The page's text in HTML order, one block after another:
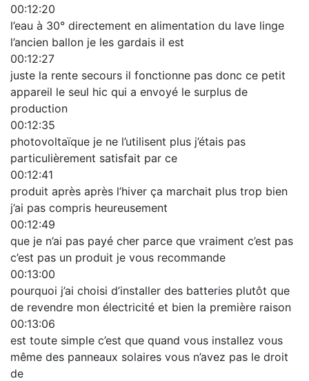
00:12:20
l’eau à 30° directement en alimentation du lave linge
l’ancien ballon je les gardais il est
00:12:27
juste la rente secours il fonctionne pas donc ce petit
appareil le seul hic qui a envoyé le surplus de
production
00:12:35
photovoltaïque je ne l’utilisent plus j’étais pas
particulièrement satisfait par ce
00:12:41
produit après après l’hiver ça marchait plus trop bien
j’ai pas compris heureusement
00:12:49
que je n’ai pas payé cher parce que vraiment c’est pas
c’est pas un produit je vous recommande
00:13:00
pourquoi j’ai choisi d’installer des batteries plutôt que
de revendre mon électricité et bien la première raison
00:13:06
est toute simple c’est que quand vous installez vous
même des panneaux solaires vous n’avez pas le droit
de